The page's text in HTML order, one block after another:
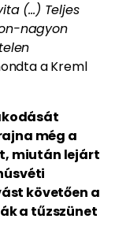
(…) Teljes
nagyon
a Kreml
még a
miután lejárt
követően a
a tűzszünet